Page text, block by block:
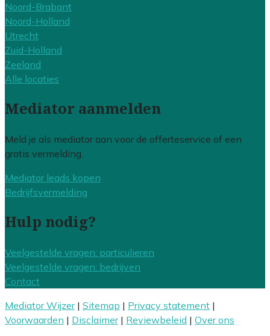
Noord-Brabant
Noord-Holland
Utrecht
Zuid-Holland
Zeeland
Alle locaties
Mediator aanmelden
Meld je als mediator aan voor de offerteservice of een
gratis vermelding.
Mediator leads kopen
Bedrijfsvermelding
Hulp nodig?
Veelgestelde vragen: particulieren
Veelgestelde vragen: bedrijven
Contact
Mediator Wijzer| Sitemap | Privacy statement |
Voorwaarden | Disclaimer| Reviewbeleid | Over ons